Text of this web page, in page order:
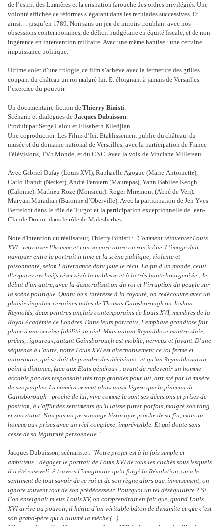
de l’esprit des Lumières et la crispation farouche des ordres privilégiés. Une
volonté affichée de réformes s’égarant dans les reculades successives. Et
ainsi… jusqu’en 1789. Non sans un jeu de miroirs troublant avec nos
obsessions contemporaines, de déficit budgétaire en équité fiscale, et de non-
ingérence en intervention militaire. Avec une même hantise : une certaine
impuissance politique.
Ultime volet d’une trilogie, ce film s’achève avec la fermeture des grilles
coupant du château un roi malgré lui. Et éloignant à jamais de Versailles
l’exercice du pouvoir.
Un documentaire-fiction de Thierry Binisti.
Scénario et dialogues de Jacques Dubuisson.
Produit par Serge Lalou et Elisabeth Kiledjian.
Une coproduction Les Films d’Ici, Etablissement public du château, du
musée et du domaine national de Versailles, avec la participation de France
Télévisions, TV5 Monde, et du CNC. Avec la voix de Vinciane Millereau.
Avec Gabriel Dufay (Louis XVI), Raphaëlle Agogue (Marie-Antoinette),
Carlo Brandt (Necker), André Penvern (Maurepas), Yann Babilee Keogh
(Calonne), Mathieu Roze (Monsieur), Roger Miremont (Abbé de Veri),
Maryam Muradian (Baronne d’Oberville). Avec la participation de Jen-Yves
Berteloot dans le rôle de Turgot et la participation exceptionnelle de Jean-
Claude Drouot dans le rôle de Malesherbes.
Note d'intention du réalisateur, Thierry Binisti : "Comment réinventer Louis
XVI : retrouver l’homme et non sa caricature ou son icône. L’image doit
naviguer entre le portrait intime et la scène publique, violente et
foisonnante, selon l’alternance dont joue le récit. La fin d’un monde, celui
d’espaces exclusifs réservés à la noblesse et à la très haute bourgeoisie ; le
début d’un autre, avec la désacralisation du roi et l’irruption du peuple sur
la scène politique. Quant on s’intéresse à la royauté, on redécouvre avec un
plaisir singulier certaines toiles de Thomas Gainsborough ou Joshua
Reynolds, deux peintres anglais contemporains de Louis XVI, membres de la
Royal Académie de Londres. Dans leurs portraits, l’emphase grandiose fait
place à une sereine fidélité au réel. Mais autant Reynolds se montre clair,
précis, rigoureux, autant Gainsborough est mobile, nerveux et fuyant. D’une
séquence à l’autre, notre Louis XVI est alternativement ce roi ferme et
autoritaire, qui se doit de prendre des décisions - et qu’un Reynolds aurait
peint à distance, face aux Etats généraux ; avant de redevenir un homme
accablé par des responsabilités trop grandes pour lui, attristé par la misère
de ses peuples. La caméra se veut alors aussi légère que le pinceau de
Gainsborough : proche de lui, vive comme le sont ses décisions et prises de
position, à l’affût des sentiments qu’il laisse filtrer parfois, malgré son rang
et son statut. Non pas un personnage historique proche de sa fin, mais un
homme aux prises avec un réel complexe, imprévisible. Et qui doute sans
cesse de sa légitimité personnelle."
Jacques Dubuisson, scénariste : "Notre projet est à la fois simple et
ambitieux : dégager le portrait de Louis XVI de tous les clichés sous lesquels
il a été enseveli. A travers l’imaginaire qu’a forgé la Révolution, on a le
sentiment de tout savoir de ce roi et de son règne alors que, inversement, on
ignore souvent tout de son prédécesseur. Pourquoi un tel déséquilibre ? Si
l’on enseignait mieux Louis XV, on comprendrait en fait que, quand Louis
XVI arrive au pouvoir, il hérite d’un véritable bâton de dynamite et que c’est
son grand-père qui a allumé la mèche (...).